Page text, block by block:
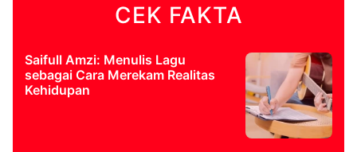
CEK FAKTA
Saifull Amzi: Menulis Lagu
sebagai Cara Merekam Realitas
Kehidupan